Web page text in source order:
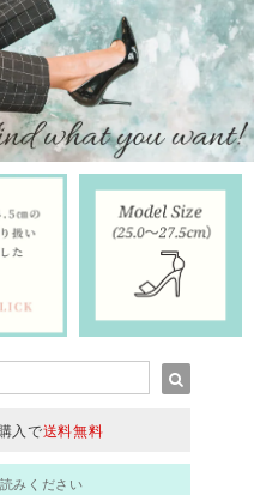
入で送料無料
みください